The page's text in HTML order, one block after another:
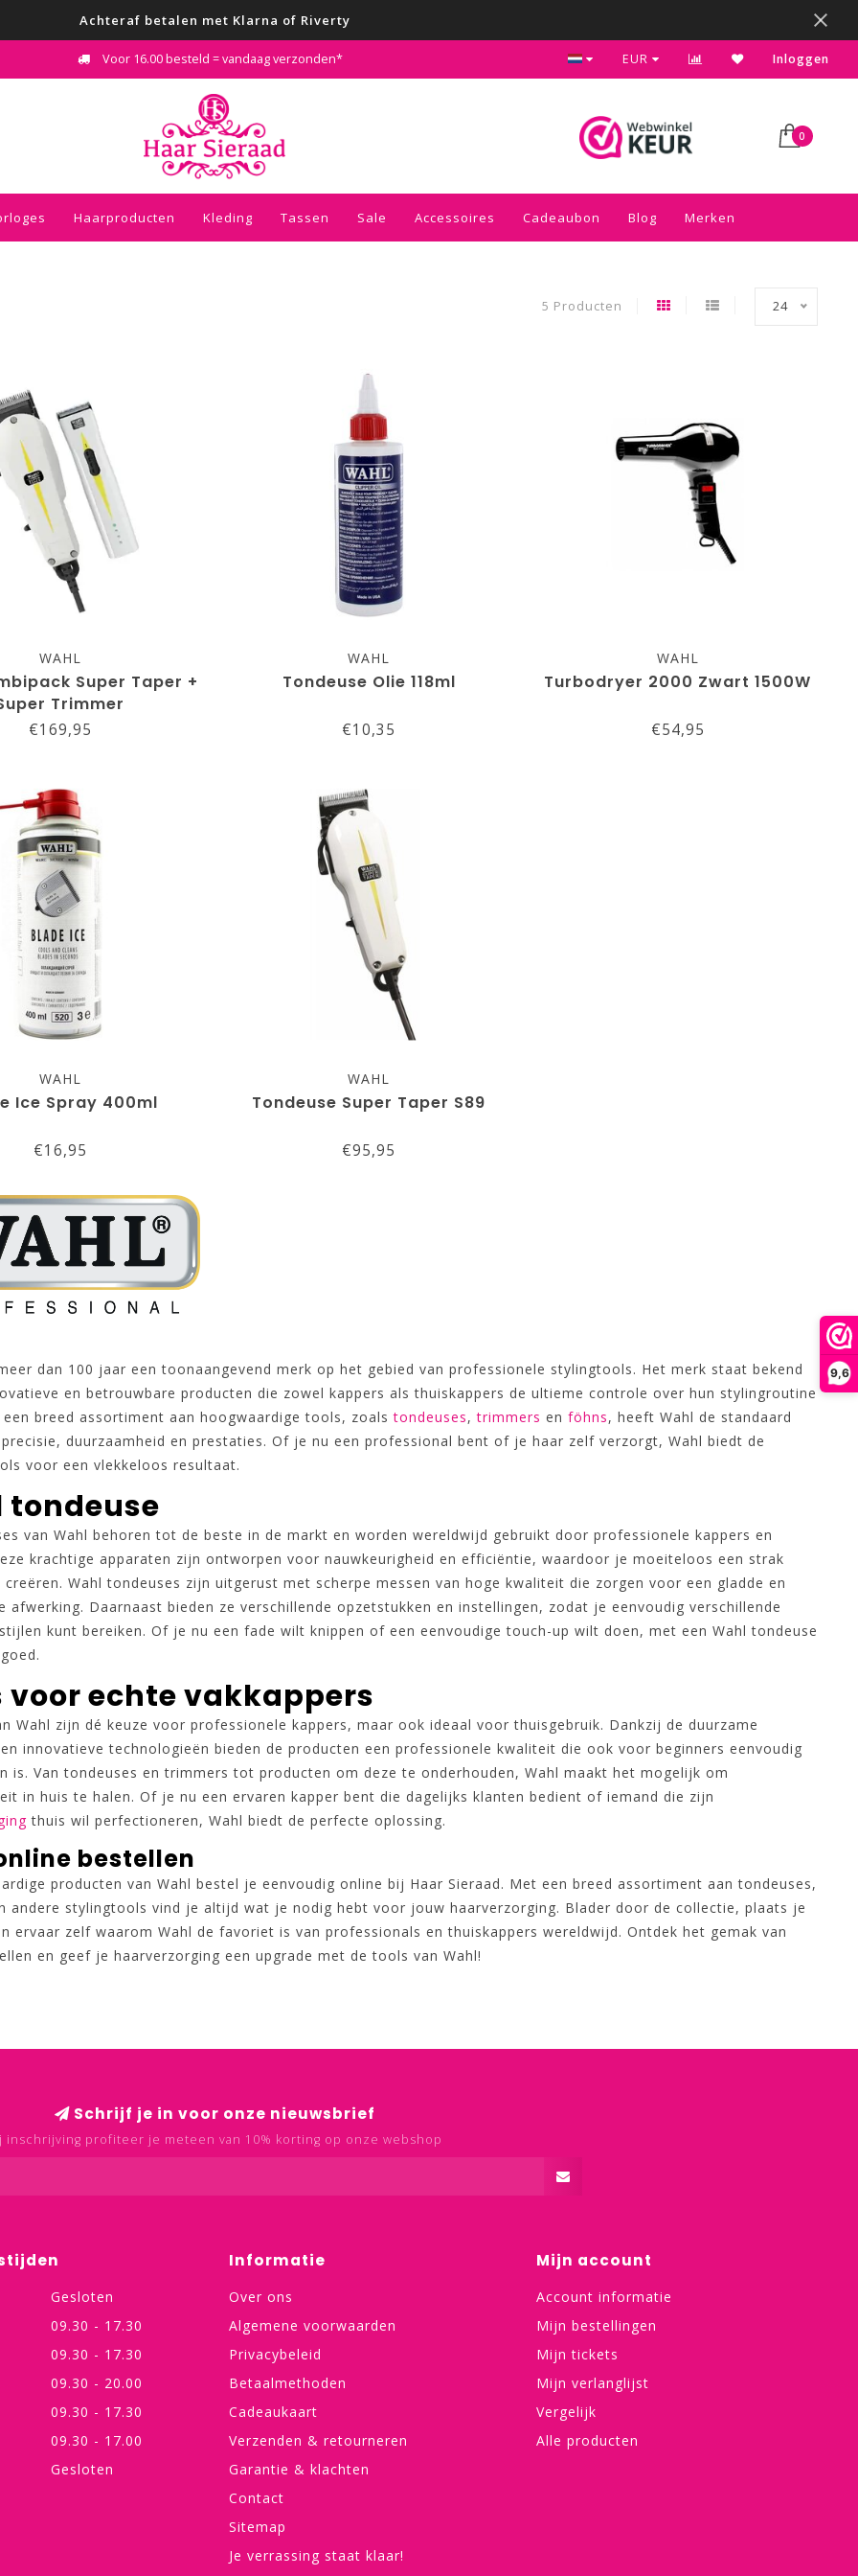
9,6
Achteraf betalen met Klarna of Riverty
Voor 16.00 besteld = vandaag verzonden* Kies voor de gratis inpakservice in je winkelwagen
EUR Inloggen
0
Haarproducten Kleding Tassen Sale Accessoires Cadeaubon Blog Merken
5 Producten 24
WAHL
Super Taper +
Trimmer
€169,95
WAHL
Tondeuse Olie 118ml
€10,35
WAHL
Turbodryer 2000 Zwart 1500W
€54,95
WAHL
Ice Spray 400ml
€16,95
WAHL
Tondeuse Super Taper S89
€95,95
dan 100 jaar een toonaangevend merk op het gebied van professionele stylingtools. Het merk staat bekend
en betrouwbare producten die zowel kappers als thuiskappers de ultieme controle over hun stylingroutine
een breed assortiment aan hoogwaardige tools, zoalstondeuses,trimmers en föhns, heeft Wahl de standaard
duurzaamheid en prestaties. Of je nu een professional bent of je haar zelf verzorgt, Wahl biedt de
voor een vlekkeloos resultaat.
tondeuse
van Wahl behoren tot de beste in de markt en worden wereldwijd gebruikt door professionele kappers en
krachtige apparaten zijn ontworpen voor nauwkeurigheid en efficiëntie, waardoor je moeiteloos een strak
creëren. Wahl tondeuses zijn uitgerust met scherpe messen van hoge kwaliteit die zorgen voor een gladde en
afwerking. Daarnaast bieden ze verschillende opzetstukken en instellingen, zodat je eenvoudig verschillende
kunt bereiken. Of je nu een fade wilt knippen of een eenvoudige touch-up wilt doen, met een Wahl tondeuse
voor echte vakkappers
Wahl zijn dé keuze voor professionele kappers, maar ook ideaal voor thuisgebruik. Dankzij de duurzame
innovatieve technologieën bieden de producten een professionele kwaliteit die ook voor beginners eenvoudig
is. Van tondeuses en trimmers tot producten om deze te onderhouden, Wahl maakt het mogelijk om
in huis te halen. Of je nu een ervaren kapper bent die dagelijks klanten bedient of iemand die zijn
thuis wil perfectioneren, Wahl biedt de perfecte oplossing.
bestellen
producten van Wahl bestel je eenvoudig online bij Haar Sieraad. Met een breed assortiment aan tondeuses,
andere stylingtools vind je altijd wat je nodig hebt voor jouw haarverzorging. Blader door de collectie, plaats je
ervaar zelf waarom Wahl de favoriet is van professionals en thuiskappers wereldwijd. Ontdek het gemak van
en geef je haarverzorging een upgrade met de tools van Wahl!
Schrijf je in voor onze nieuwsbrief
inschrijving profiteer je meteen van 10% korting op onze webshop
Gesloten
09.30 - 17.30
09.30 - 17.30
09.30 - 20.00
09.30 - 17.30
09.30 - 17.00
Gesloten
Informatie
Over ons
Algemene voorwaarden
Privacybeleid
Betaalmethoden
Cadeaukaart
Verzenden & retourneren
Garantie & klachten
Contact
Sitemap
Je verrassing staat klaar!
Mijn account
Account informatie
Mijn bestellingen
Mijn tickets
Mijn verlanglijst
Vergelijk
Alle producten